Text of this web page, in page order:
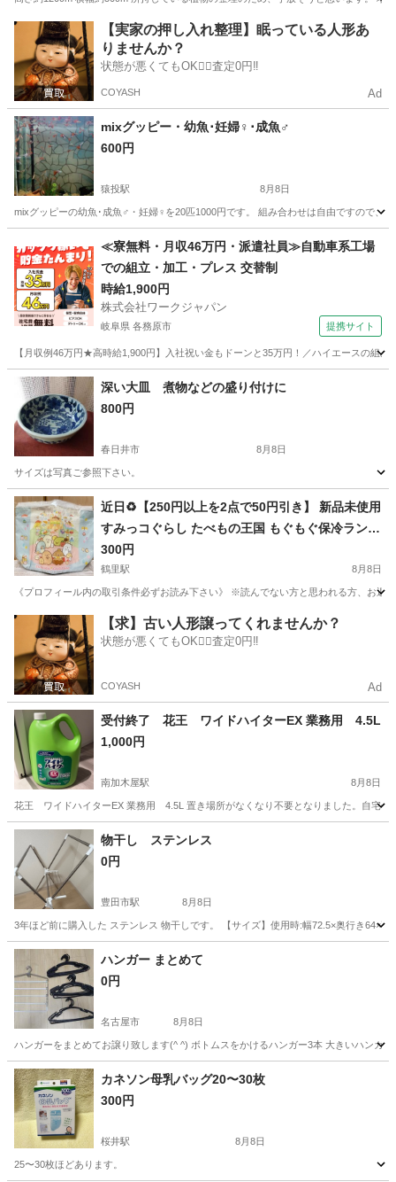
愛知 あま市 家庭用品
【実家の押し入れ整理】眠っている人形あ
りませんか？
状態が悪くてもOK🙆‍♀️査定0円‼️
COYASH Ad
mixグッピー・幼魚･妊婦♀･成魚♂
600円
猿投駅 8月8日
mixグッピーの幼魚･成魚♂・妊婦♀を20匹1000円です。 組み合わせは自由ですので、
猿投駅 家庭用品 グッピー
≪寮無料・月収46万円・派遣社員≫自動車系工場
での組立・加工・プレス 交替制
時給1,900円
株式会社ワークジャパン
岐阜県 各務原市 提携サイト
【月収例46万円★高時給1,900円】入社祝い金もドーンと35万円！／ハイエースの組
岐阜 各務原市 その他
深い大皿 煮物などの盛り付けに
800円
春日井市 8月8日
サイズは写真ご参照下さい。
愛知 春日井市 食器
近日♻️【250円以上を2点で50円引き】 新品未使用
すみっコぐらし たべもの王国 もぐもぐ保冷ランチ
バッグ❁¨̮
300円
鶴里駅 8月8日
《プロフィール内の取引条件必ずお読み下さい》 ※読んでない方と思われる方、お
愛知 名古屋市 鶴里駅 その他 すみっコぐらし
【求】古い人形譲ってくれませんか？
状態が悪くてもOK🙆‍♀️査定0円‼️
COYASH Ad
受付終了 花王 ワイドハイターEX 業務用 4.5L
1,000円
南加木屋駅 8月8日
花王 ワイドハイターEX 業務用 4.5L 置き場所がなくなり不要となりました。自宅保
愛知 東海市 南加木屋駅
物干し ステンレス
0円
豊田市駅 8月8日
3年ほど前に購入した ステンレス 物干しです。 【サイズ】使用時:幅72.5×奥行き64×
愛知 豊田市 豊田市駅 洗濯用品
ハンガー まとめて
0円
名古屋市 8月8日
ハンガーをまとめてお譲り致します(^ ^) ボトムスをかけるハンガー3本 大きいハンガ
愛知 名古屋市 洗濯用品
カネソン母乳バッグ20〜30枚
300円
桜井駅 8月8日
25〜30枚ほどあります。